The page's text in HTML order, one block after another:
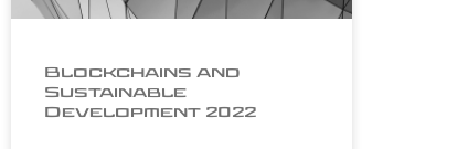
Blockchains and
Sustainable
Development 2022